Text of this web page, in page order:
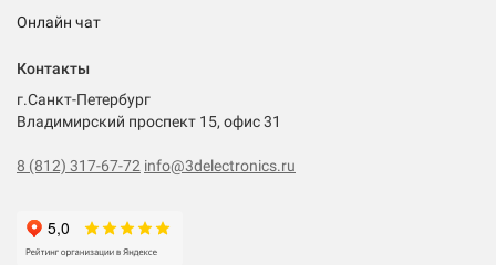
Онлайн чат
Контакты
г.Санкт-Петербург
Владимирский проспект 15, офис 31
8 (812) 317-67-72 info@3delectronics.ru